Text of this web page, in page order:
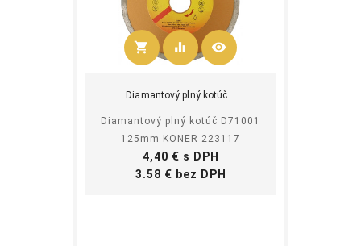
shopping_cart
Kúpiť
equalizer visibility
Diamantový plný kotúč...
Diamantový plný kotúč D71001
125mm KONER 223117
Cena
4,40 € s DPH
3.58 € bez DPH